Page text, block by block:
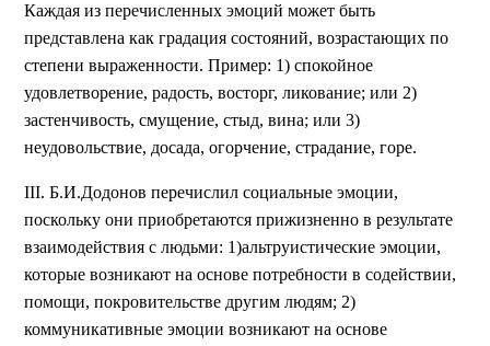
Каждая из перечисленных эмоций может быть
представлена как градация состояний, возрастающих по
степени выраженности. Пример: 1) спокойное
удовлетворение, радость, восторг, ликование; или 2)
застенчивость, смущение, стыд, вина; или 3)
неудовольствие, досада, огорчение, страдание, горе.
III. Б.И.Додонов перечислил социальные эмоции,
поскольку они приобретаются прижизненно в результате
взаимодействия с людьми: 1)альтруистические эмоции,
которые возникают на основе потребности в содействии,
помощи, покровительстве другим людям; 2)
коммуникативные эмоции возникают на основе